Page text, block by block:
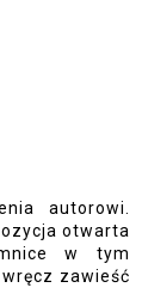
autorowi.
otwarta
w tym
zawieść